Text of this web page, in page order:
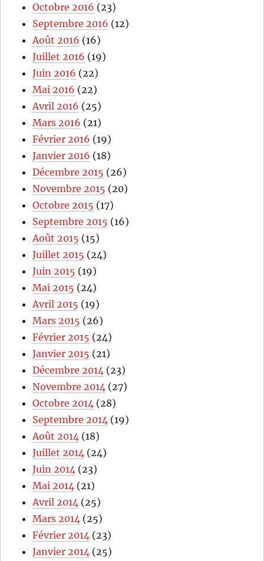
Octobre 2016 (23)
Septembre 2016 (12)
Août 2016 (16)
Juillet 2016 (19)
Juin 2016 (22)
Mai 2016 (22)
Avril 2016 (25)
Mars 2016 (21)
Février 2016 (19)
Janvier 2016 (18)
Décembre 2015 (26)
Novembre 2015 (20)
Octobre 2015 (17)
Septembre 2015 (16)
Août 2015 (15)
Juillet 2015 (24)
Juin 2015 (19)
Mai 2015 (24)
Avril 2015 (19)
Mars 2015 (26)
Février 2015 (24)
Janvier 2015 (21)
Décembre 2014 (23)
Novembre 2014 (27)
Octobre 2014 (28)
Septembre 2014 (19)
Août 2014 (18)
Juillet 2014 (24)
Juin 2014 (23)
Mai 2014 (21)
Avril 2014 (25)
Mars 2014 (25)
Février 2014 (23)
Janvier 2014 (25)